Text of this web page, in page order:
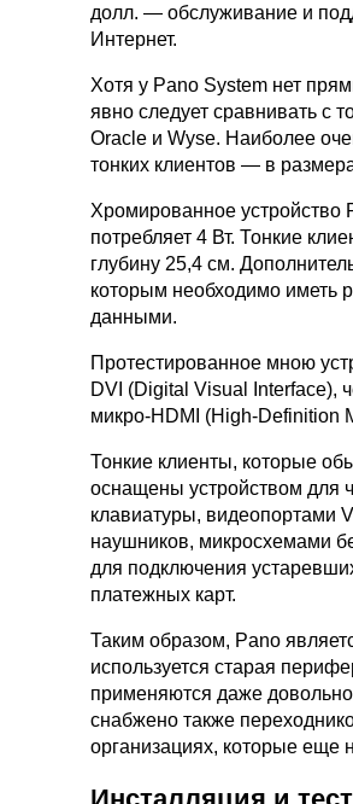
долл. — обслуживание и
Интернет.
Хотя у Pano System нет
явно следует сравнивать с
Oracle и Wyse. Наиболее
тонких клиентов — в
Хромированное устройство
потребляет 4 Вт. Тонкие
глубину 25,4 см.
которым необходимо иметь
данными.
Протестированное мною
DVI (Digital Visual Interface),
микро-HDMI (High-Definition
Тонкие клиенты, которые
оснащены устройством для
клавиатуры, видеопортами
наушников, микросхемами
для подключения
платежных карт.
Таким образом, Pano
используется старая
применяются даже
снабжено также
организациях, которые еще